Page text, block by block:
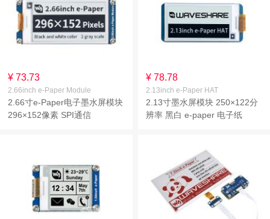
¥ 73.73
2.66inch e-Paper Module
2.66寸e-Paper电子墨水屏模块
296×152像素 SPI通信
¥ 78.78
2.13inch e-Paper HAT
2.13寸墨水屏模块 250×122分
辨率 黑白 e-paper 电子纸